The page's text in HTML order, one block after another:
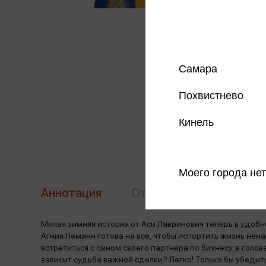
Аннотация
Милая зимняя история от Аси Лавринович теперь в
Агния Леманн готова на все, чтобы испортить жизнь
встретиться с сыном своего партнера по бизнесу, в
зависит судьба важной сделки? Легко! Только бы
Самара
Похвистнево
Кинель
Моего города